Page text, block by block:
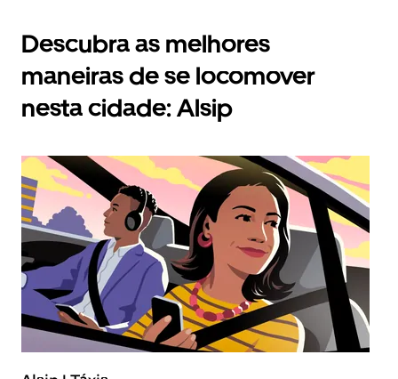
Descubra as melhores
maneiras de se locomover
nesta cidade: Alsip